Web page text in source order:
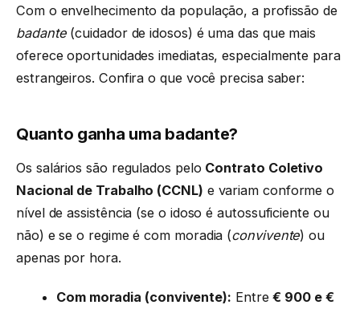
Com o envelhecimento da população, a profissão de
badante(cuidador de idosos) é uma das que mais
oferece oportunidades imediatas, especialmente para
estrangeiros. Confira o que você precisa saber:
Quanto ganha uma badante?
Os salários são regulados pelo Contrato Coletivo
Nacional de Trabalho (CCNL) e variam conforme o
nível de assistência (se o idoso é autossuficiente ou
não) e se o regime é com moradia (convivente) ou
apenas por hora.
Com moradia (convivente): Entre€ 900 e €